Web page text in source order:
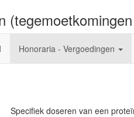
Honoraria - Vergoedingen
Specifiek doseren van een